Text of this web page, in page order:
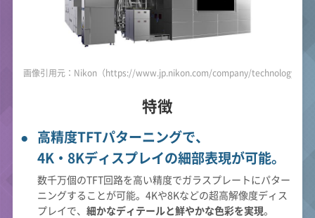
画像引用元：Nikon（https://www.jp.nikon.com/company/technology/
特徴
高精度TFTパターニングで、
4K・8Kディスプレイの細部表現が可能。
数千万個のTFT回路を高い精度でガラスプレートにパター
ニングすることが可能。4Kや8Kなどの超高解像度ディス
プレイで、 細かなディテールと鮮やかな色彩を実現。